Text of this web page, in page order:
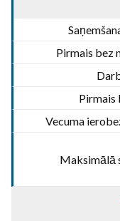
Pirmais bez
Pirmais
Vecuma
Maksimālā